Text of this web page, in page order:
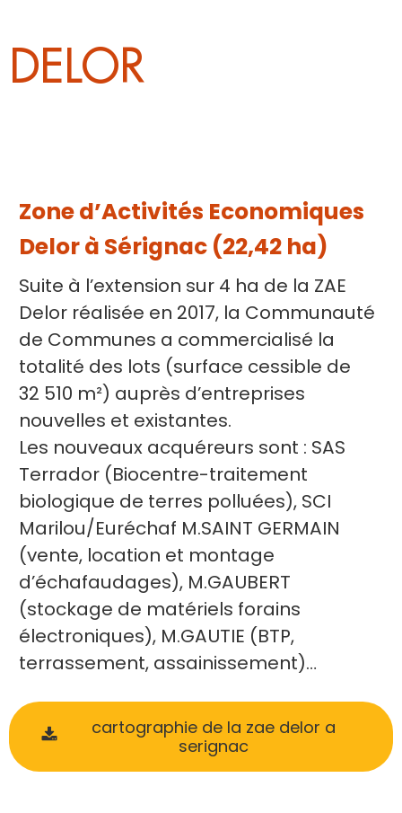
DELOR
Zone d’Activités Economiques
Delor à Sérignac (22,42 ha)
Suite à l’extension sur 4 ha de la ZAE
Delor réalisée en 2017, la Communauté
de Communes a commercialisé la
totalité des lots (surface cessible de
32 510 m²) auprès d’entreprises
nouvelles et existantes.
Les nouveaux acquéreurs sont : SAS
Terrador (Biocentre-traitement
biologique de terres polluées), SCI
Marilou/Euréchaf M.SAINT GERMAIN
(vente, location et montage
d’échafaudages), M.GAUBERT
(stockage de matériels forains
électroniques), M.GAUTIE (BTP,
terrassement, assainissement)…
cartographie de la zae delor a
serignac